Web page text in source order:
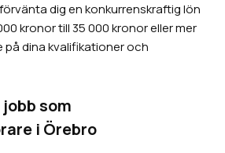
dig en konkurrenskraftig lön
kronor till 35 000 kronor eller mer
på dina kvalifikationer och
som
i Örebro